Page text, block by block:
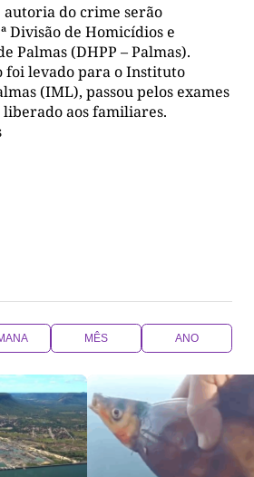
autoria do crime serão
Divisão de Homicídios e
Palmas (DHPP – Palmas).
foi levado para o Instituto
(IML), passou pelos exames
aos familiares.
MÊS ANO